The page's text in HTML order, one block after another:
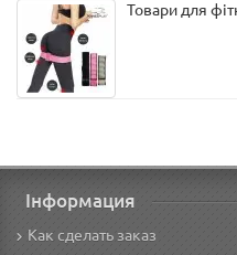
Товари для
Інформация
Как сделать заказ